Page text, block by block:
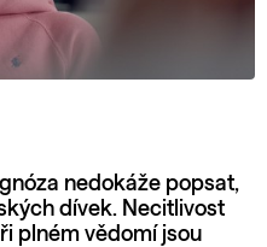
nedokáže popsat,
dívek. Necitlivost
plném vědomí jsou